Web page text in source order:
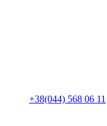
+38(044) 568 06 11